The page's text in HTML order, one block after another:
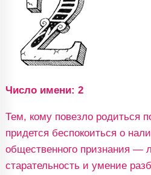
Число имени: 2
Тем, кому повезло родиться
придется беспокоиться о
общественного признания —
старательность и умение